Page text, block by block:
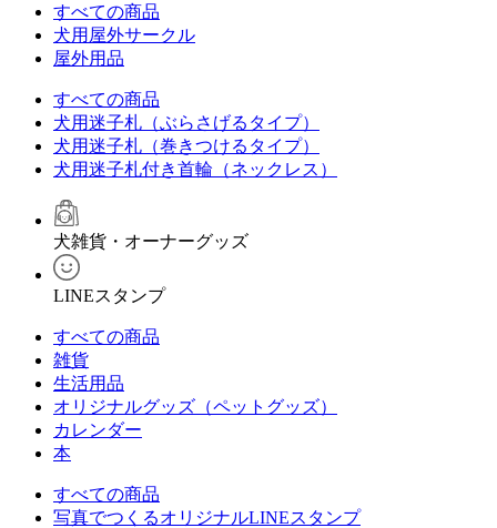
すべての商品
犬用屋外サークル
屋外用品
すべての商品
犬用迷子札（ぶらさげるタイプ）
犬用迷子札（巻きつけるタイプ）
犬用迷子札付き首輪（ネックレス）
犬雑貨・オーナーグッズ
LINEスタンプ
すべての商品
雑貨
生活用品
オリジナルグッズ（ペットグッズ）
カレンダー
本
すべての商品
写真でつくるオリジナルLINEスタンプ